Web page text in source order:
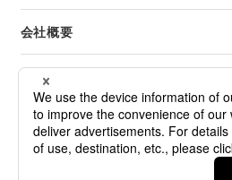
会社概要
リーガル
カスタマーサービス